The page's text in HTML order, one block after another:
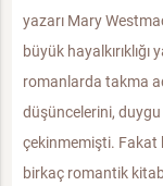
yazarı Mary
büyük
romanlarda takma
düşüncelerini,
çekinmemişti. Fakat
birkaç romantik